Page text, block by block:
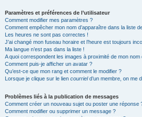
Paramètres et préférences de l’utilisateur
Comment modifier mes paramètres ?
Comment empêcher mon nom d’apparaître dans la liste
Les heures ne sont pas correctes !
J’ai changé mon fuseau horaire et l’heure est toujours
Ma langue n’est pas dans la liste !
A quoi correspondent les images à proximité de mon nom
Comment puis-je afficher un avatar ?
Qu’est-ce que mon rang et comment le modifier ?
Lorsque je clique sur le lien courrield’un membre, on me
Problèmes liés à la publication de messages
Comment créer un nouveau sujet ou poster une réponse
Comment modifier ou supprimer un message ?